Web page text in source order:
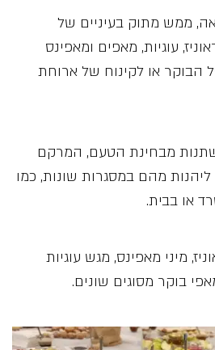
ממש מתוק בעיניים של
עוגיות, מאפים ומאפינס
או לקינוח של ארוחת
מבחינת הטעם, המרקם
מהם במסגרות שונות, כמו
או בבית.
מיני מאפינס, מגש עוגיות
בוקר מסוגים שונים.